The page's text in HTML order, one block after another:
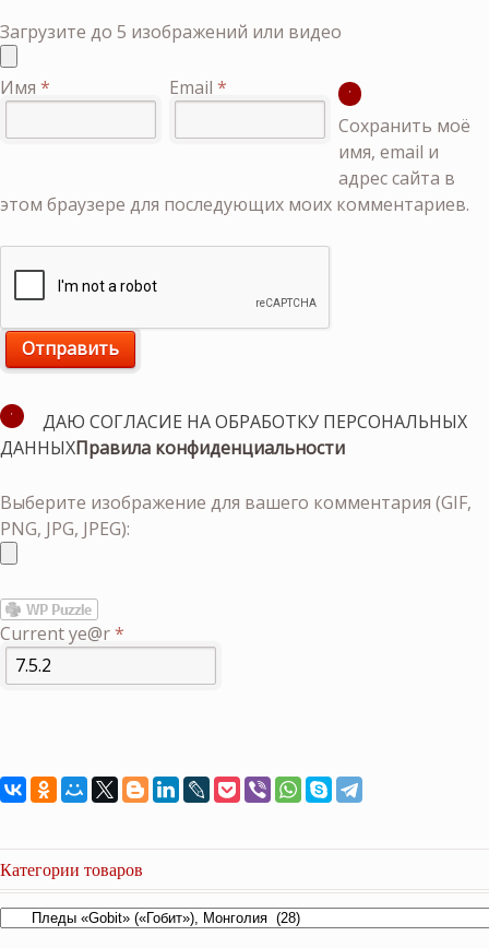
Загрузите до 5 изображений или видео
Имя * Email *
Сохранить моё
имя, email и
адрес сайта в
этом браузере для последующих моих комментариев.
ДАЮ СОГЛАСИЕ НА ОБРАБОТКУ ПЕРСОНАЛЬНЫХ
ДАННЫХПравила конфиденциальности
Выберите изображение для вашего комментария (GIF,
PNG, JPG, JPEG):
Current ye@r*
Категории товаров